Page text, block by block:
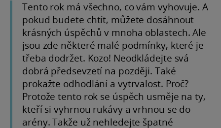
Tento rok má všechno, co vám vyhovuje. A
pokud budete chtít, můžete dosáhnout
krásných úspěchů v mnoha oblastech. Ale
jsou zde některé malé podmínky, které je
třeba dodržet. Kozo! Neodkládejte svá
dobrá předsevzetí na později. Také
prokažte odhodlání a vytrvalost. Proč?
Protože tento rok se úspěch usměje na ty,
kteří si vyhrnou rukávy a vrhnou se do
arény. Takže už nehledejte špatné